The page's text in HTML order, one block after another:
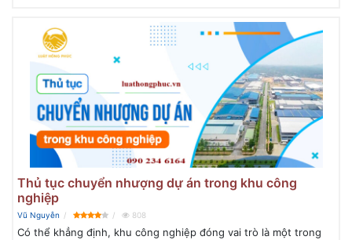
Thủ tục chuyển nhượng dự án trong khu công
nghiệp
Vũ Nguyễn 808
Có thể khẳng định, khu công nghiệp đóng vai trò là một trong